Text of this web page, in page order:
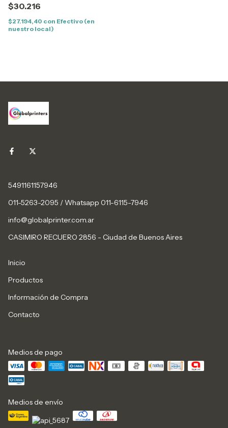
$30.216
$27.194,40 con Efectivo (en
nuestro local)
5491161157946
011-5263-2095 / Whatsapp 011-6115-7946
info@globalprinter.com.ar
CASIMIRO RECUERO 2856 - Ciudad de Buenos Aires
Inicio
Productos
Información de Compra
Contacto
Medios de pago
Medios de envío